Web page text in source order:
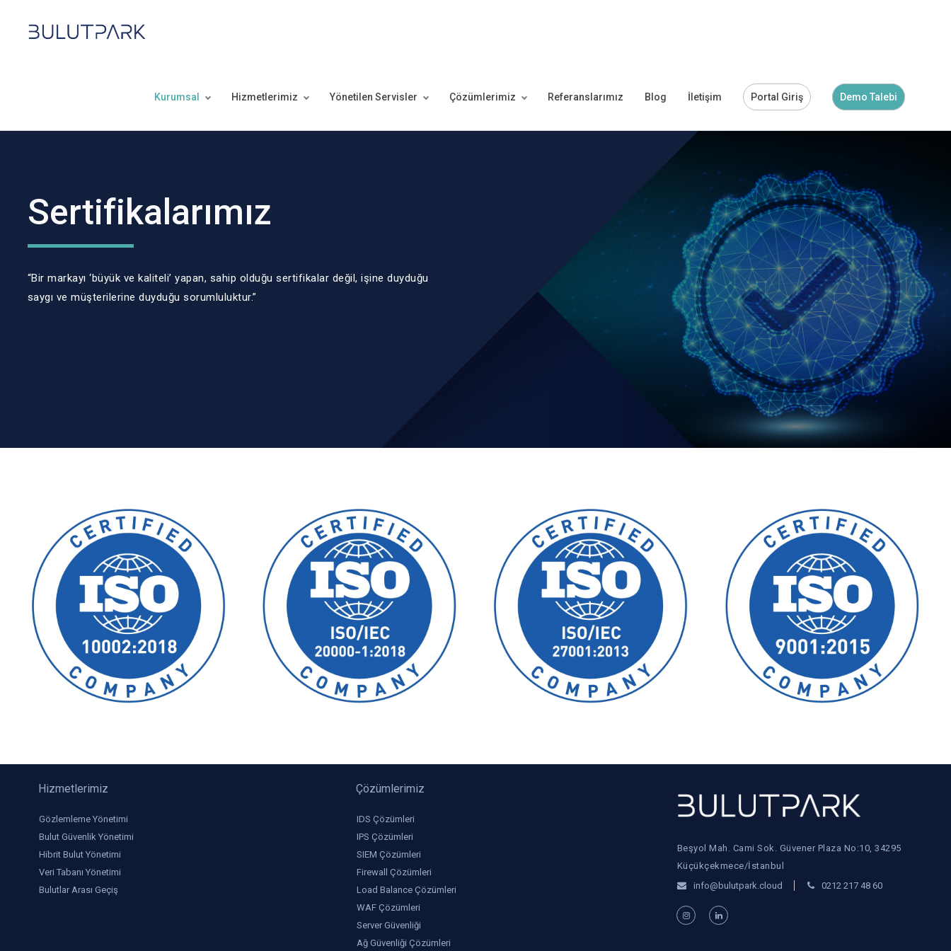
Kurumsal Hizmetlerimiz Yönetilen Servisler Çözümlerimiz Referanslarımız Blog İletişim Portal Giriş Demo Talebi
Sertifikalarımız
“Bir markayı ‘büyük ve kaliteli’ yapan, sahip olduğu sertifikalar değil, işine duyduğu
saygı ve müşterilerine duyduğu sorumluluktur.”
Hizmetlerimiz
Gözlemleme Yönetimi
Bulut Güvenlik Yönetimi
Hibrit Bulut Yönetimi
Veri Tabanı Yönetimi
Bulutlar Arası Geçiş
Çözümlerimiz
IDS Çözümleri
IPS Çözümleri
SIEM Çözümleri
Firewall Çözümleri
Load Balance Çözümleri
WAF Çözümleri
Server Güvenliği
Ağ Güvenliği Çözümleri
Beşyol Mah. Cami Sok. Güvener Plaza No:10, 34295
Küçükçekmece/İstanbul
info@bulutpark.cloud
0212 217 48 60